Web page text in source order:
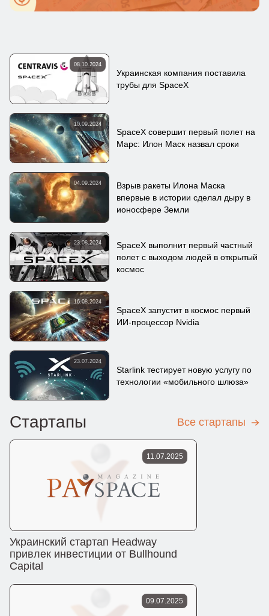
08.10.2024
Украинская компания поставила
трубы для SpaceX
10.09.2024
SpaceX совершит первый полет на
Марс: Илон Маск назвал сроки
04.09.2024
Взрыв ракеты Илона Маска
впервые в истории сделал дыру в
ионосфере Земли
23.08.2024
SpaceX выполнит первый частный
полет с выходом людей в открытый
космос
16.08.2024
SpaceX запустит в космос первый
ИИ-процессор Nvidia
23.07.2024
Starlink тестирует новую услугу по
технологии «мобильного шлюза»
Стартапы Все стартапы
11.07.2025
Украинский стартап Headway
привлек инвестиции от Bullhound
Capital
09.07.2025